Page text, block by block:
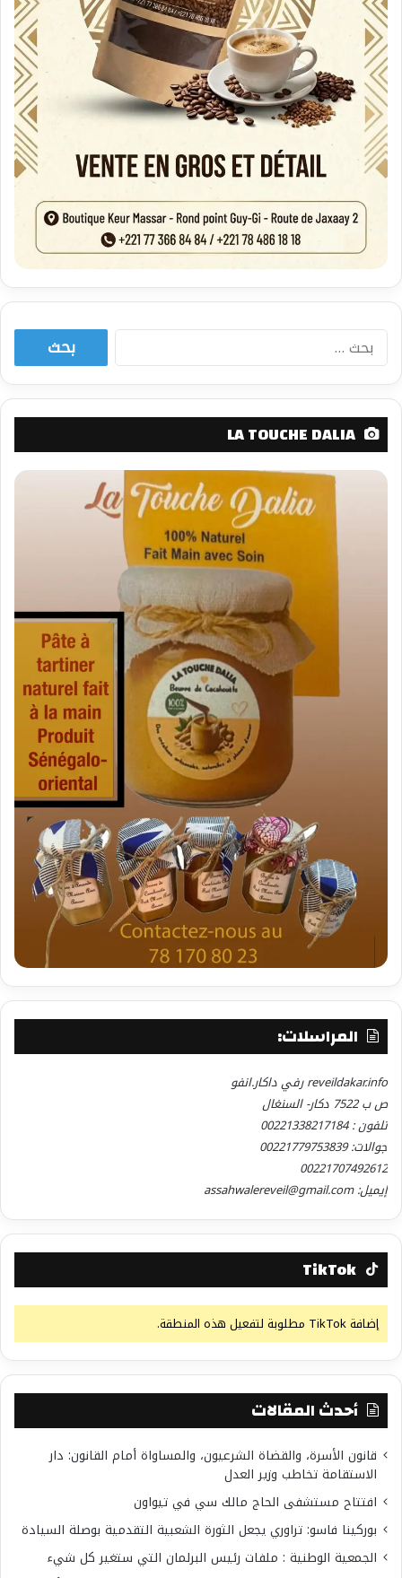
البحث
LA TOUCHE DALIA
المراسلات:
reveildakar.info رفي داكار.انفو
ص ب 7522 دكار- السنغال
تلفون : 00221338217184
جوالات: 00221779753839
00221707492612
إيميل: assahwalereveil@gmail.com
TikTok
إضافة TikTok مطلوبة لتفعيل هذه المنطقة.
أحدث المقالات
قانون الأسرة، والقضاة الشرعيون، والمساواة أمام القانون: دار
الاستقامة تخاطب وزير العدل
افتتاح مستشفى الحاج مالك سي في تيواون
بوركينا فاسو: تراوري يجعل الثورة الشعبية التقدمية بوصلة السيادة
الجمعية الوطنية : ملفات رئيس البرلمان التي ستغير كل شيء